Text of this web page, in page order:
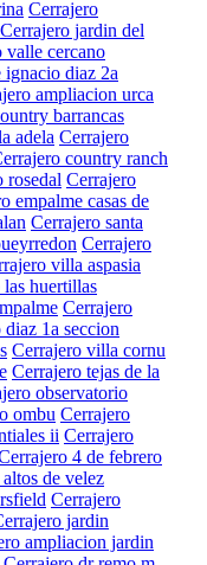
Cerrajero
Cerrajero jardin del
valle cercano
ignacio diaz 2a
ampliacion urca
barrancas
adela Cerrajero
country ranch
rosedal Cerrajero
empalme casas de
Cerrajero santa
Cerrajero
villa aspasia
huertillas
Cerrajero
1a seccion
Cerrajero villa cornu
Cerrajero tejas de la
observatorio
ombu Cerrajero
ii Cerrajero
4 de febrero
de velez
Cerrajero
jardin
ampliacion jardin